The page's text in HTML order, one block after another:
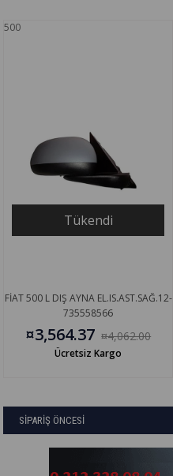
500
Tükendi
FİAT 500 L DIŞ AYNA EL.IS.AST.SAĞ.12-
735558566
¤3,564.37 ¤4,062.00
Ücretsiz Kargo
SİPARİŞ ÖNCESİ